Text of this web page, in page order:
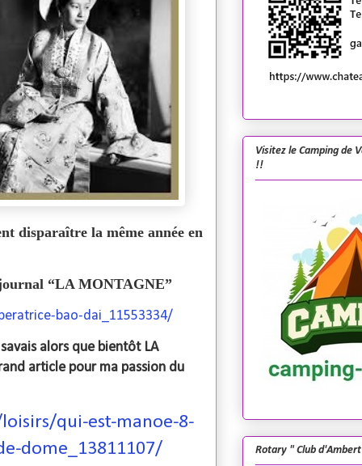
disparaître la même année en
“LA MONTAGNE”
bao-dai_11553334/
alors que bientôt LA
article pour ma passion du
qui-est-manoe-8-
dome_13811107/
Visitez le Camping de
!!
Rotary " Club